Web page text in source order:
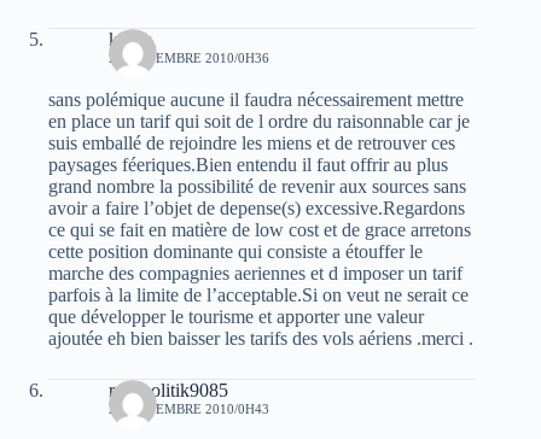
karim
24 NOVEMBRE 2010/0H36
sans polémique aucune il faudra nécessairement mettre
en place un tarif qui soit de l ordre du raisonnable car je
suis emballé de rejoindre les miens et de retrouver ces
paysages féeriques.Bien entendu il faut offrir au plus
grand nombre la possibilité de revenir aux sources sans
avoir a faire l’objet de depense(s) excessive.Regardons
ce qui se fait en matière de low cost et de grace arretons
cette position dominante qui consiste a étouffer le
marche des compagnies aeriennes et d imposer un tarif
parfois à la limite de l’acceptable.Si on veut ne serait ce
que développer le tourisme et apporter une valeur
ajoutée eh bien baisser les tarifs des vols aériens .merci .
real politik9085
24 NOVEMBRE 2010/0H43